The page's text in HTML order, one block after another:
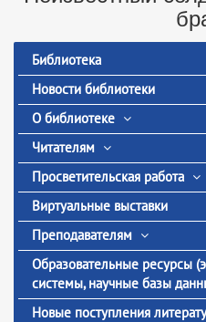
Библиотека
Новости библиотеки
О библиотеке
Читателям
Просветительская работа
Виртуальные выставки
Преподавателям
Образовательные ресурсы
системы, научные базы
Новые поступления